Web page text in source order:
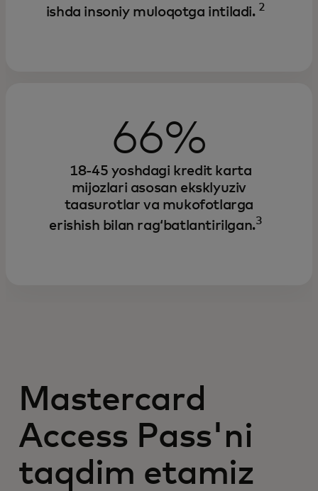
ishda insoniy muloqotga intiladi. 2
66%
18-45 yoshdagi kredit karta
mijozlari asosan eksklyuziv
taasurotlar va mukofotlarga
erishish bilan ragʻbatlantirilgan.3
Mastercard
Access Pass'ni
taqdim etamiz